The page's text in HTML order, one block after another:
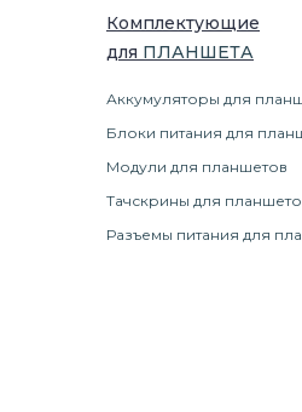
Комплектующие
для ПЛАНШЕТА
Аккумуляторы для
Блоки питания для
Модули для планшетов
Тачскрины для
Разъемы питания для